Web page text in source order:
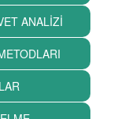
ANALİZİ